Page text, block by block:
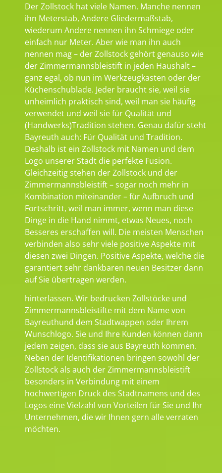
Der Zollstock hat viele Namen. Manche nennen
ihn Meterstab, Andere Gliedermaßstab,
wiederum Andere nennen ihn Schmiege oder
einfach nur Meter. Aber wie man ihn auch
nennen mag – der Zollstock gehört genauso wie
der Zimmermannsbleistift in jeden Haushalt –
ganz egal, ob nun im Werkzeugkasten oder der
Küchenschublade. Jeder braucht sie, weil sie
unheimlich praktisch sind, weil man sie häufig
verwendet und weil sie für Qualität und
(Handwerks)Tradition stehen. Genau dafür steht
Bayreuth auch: Für Qualität und Tradition.
Deshalb ist ein Zollstock mit Namen und dem
Logo unserer Stadt die perfekte Fusion.
Gleichzeitig stehen der Zollstock und der
Zimmermannsbleistift – sogar noch mehr in
Kombination miteinander – für Aufbruch und
Fortschritt, weil man immer, wenn man diese
Dinge in die Hand nimmt, etwas Neues, noch
Besseres erschaffen will. Die meisten Menschen
verbinden also sehr viele positive Aspekte mit
diesen zwei Dingen. Positive Aspekte, welche die
garantiert sehr dankbaren neuen Besitzer dann
auf Sie übertragen werden.
hinterlassen. Wir bedrucken Zollstöcke und
Zimmermannsbleistifte mit dem Name von
Bayreuthund dem Stadtwappen oder Ihrem
Wunschlogo. Sie und Ihre Kunden können dann
jedem zeigen, dass sie aus Bayreuth kommen.
Neben der Identifikationen bringen sowohl der
Zollstock als auch der Zimmermannsbleistift
besonders in Verbindung mit einem
hochwertigen Druck des Stadtnamens und des
Logos eine Vielzahl von Vorteilen für Sie und Ihr
Unternehmen, die wir Ihnen gern alle verraten
möchten.